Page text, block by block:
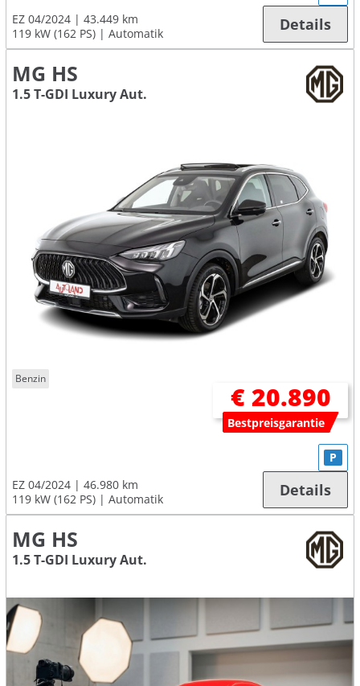
EZ 04/2024
43.449 km
119 kW (162 PS)
Automatik Details
MG HS
1.5 T-GDI Luxury Aut.
Benzin
€ 20.890
Bestpreisgarantie
EZ 04/2024
46.980 km
119 kW (162 PS)
Automatik
P
Details
MG HS
1.5 T-GDI Luxury Aut.